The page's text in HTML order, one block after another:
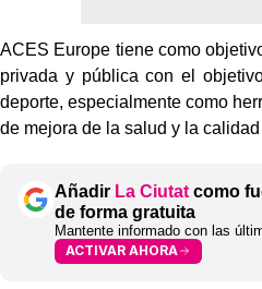
ACES Europe tiene como
privada y pública con el
deporte, especialmente como
de mejora de la salud y la
Añadir La Ciutat como
de forma gratuita
Mantente informado con las
ACTIVAR AHORA